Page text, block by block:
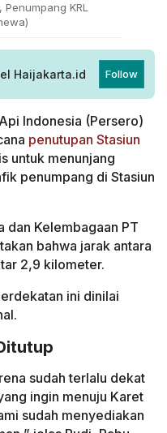
KRL
Haijakarta.id Follow
Indonesia (Persero)
penutupan Stasiun
untuk menunjang
penumpang di Stasiun
dan Kelembagaan PT
bahwa jarak antara
2,9 kilometer.
ini dinilai
sudah terlalu dekat
ingin menuju Karet
sudah menyediakan